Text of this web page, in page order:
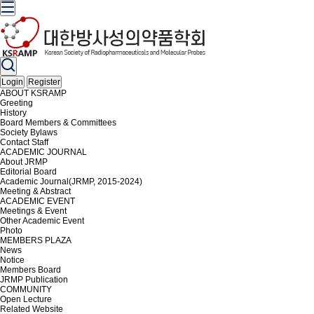
Login
Register
ABOUT KSRAMP
Greeting
History
Board Members & Committees
Society Bylaws
Contact Staff
ACADEMIC JOURNAL
About JRMP
Editorial Board
Academic Journal(JRMP, 2015-2024)
Meeting & Abstract
ACADEMIC EVENT
Meetings & Event
Other Academic Event
Photo
MEMBERS PLAZA
News
Notice
Members Board
JRMP Publication
COMMUNITY
Open Lecture
Related Website